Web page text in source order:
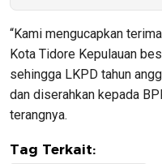
“Kami mengucapkan
Kota Tidore Kepulauan
sehingga LKPD tahun
dan diserahkan kepada
terangnya.
Tag Terkait: